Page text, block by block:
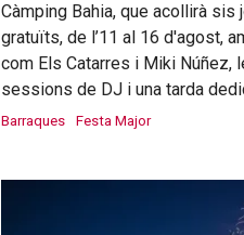
Càmping Bahia, que acollirà
gratuïts, de l’11 al 16 d'agost,
com Els Catarres i Miki Núñez,
sessions de DJ i una tarda
Barraques Festa Major